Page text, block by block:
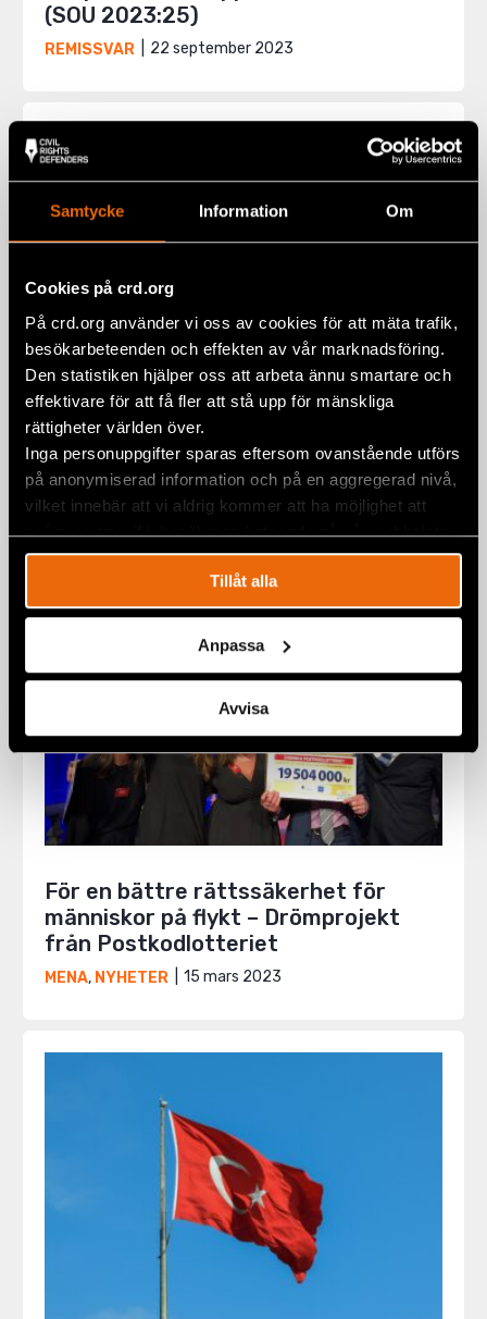
Samtycke Information Om
Cookies på crd.org
På crd.org använder vi oss av cookies för att mäta trafik,
besökarbeteenden och effekten av vår marknadsföring.
Den statistiken hjälper oss att arbeta ännu smartare och
effektivare för att få fler att stå upp för mänskliga
rättigheter världen över.
Inga personuppgifter sparas eftersom ovanstående utförs
på anonymiserad information och på en aggregerad nivå,
vilket innebär att vi aldrig kommer att ha möjlighet att
spåra en specifik besökares beteende på vår webbplats.
Tillåt alla
Anpassa
Avvisa
(SOU 2023:25)
REMISSVAR 22 september 2023
Yttrande över en ny ordning för
asylsökandes boende (SOU 2022:64)
REMISSVAR 27 juni 2023
För en bättre rättssäkerhet för
människor på flykt – Drömprojekt
från Postkodlotteriet
MENA, NYHETER 15 mars 2023